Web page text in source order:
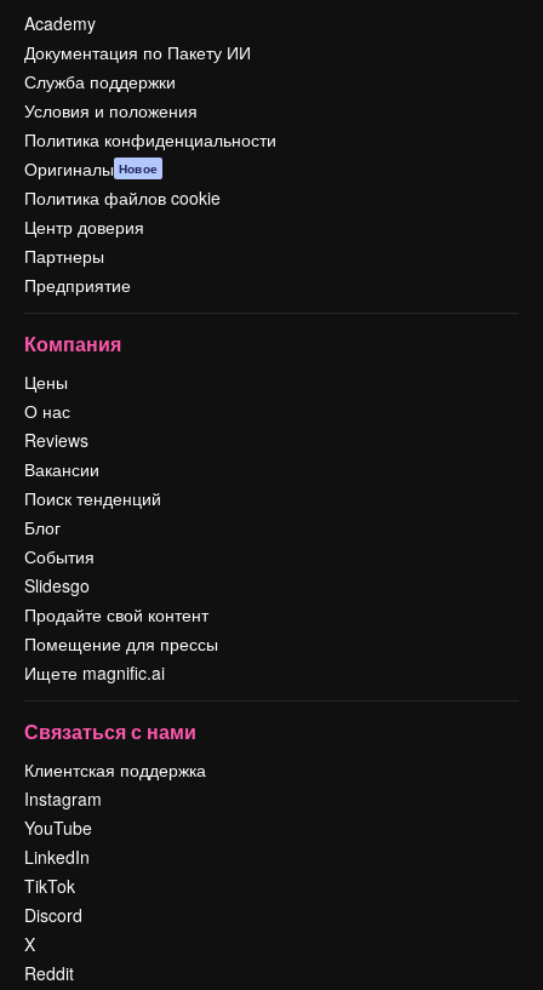
Academy
Документация по Пакету ИИ
Служба поддержки
Условия и положения
Политика конфиденциальности
Оригиналы Новое
Политика файлов cookie
Центр доверия
Партнеры
Предприятие
Компания
Цены
О нас
Reviews
Вакансии
Поиск тенденций
Блог
События
Slidesgo
Продайте свой контент
Помещение для прессы
Ищете magnific.ai
Связаться с нами
Клиентская поддержка
Instagram
YouTube
LinkedIn
TikTok
Discord
X
Reddit